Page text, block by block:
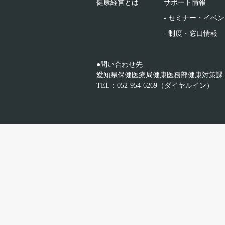
健康経営とは サポート情報
- セミナー・イベ
- 制度・窓口情報
●問い合わせ先
愛知県保健医療局健康医務部健康対策課
TEL：052-954-6269（ダイヤルイン）